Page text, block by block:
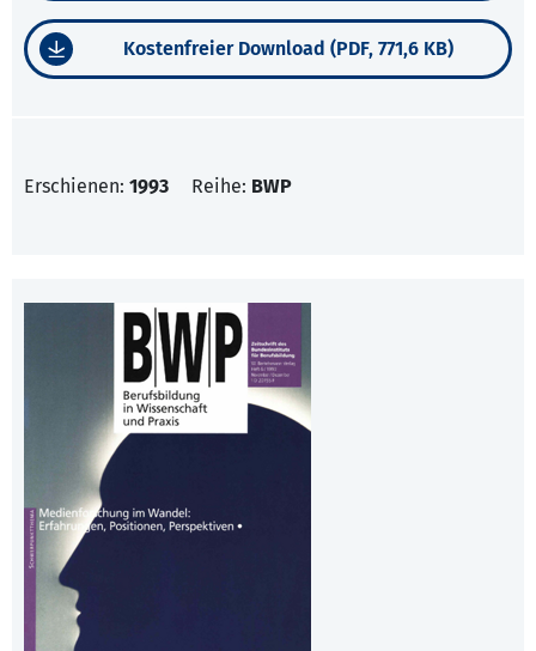
Kostenfreier Download (PDF, 771,6 KB)
Erschienen: 1993 Reihe: BWP